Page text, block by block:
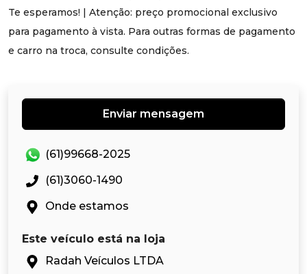
Te esperamos! | Atenção: preço promocional exclusivo
para pagamento à vista. Para outras formas de pagamento
e carro na troca, consulte condições.
Enviar mensagem
(61)99668-2025
(61)3060-1490
Onde estamos
Este veículo está na loja
Radah Veículos LTDA